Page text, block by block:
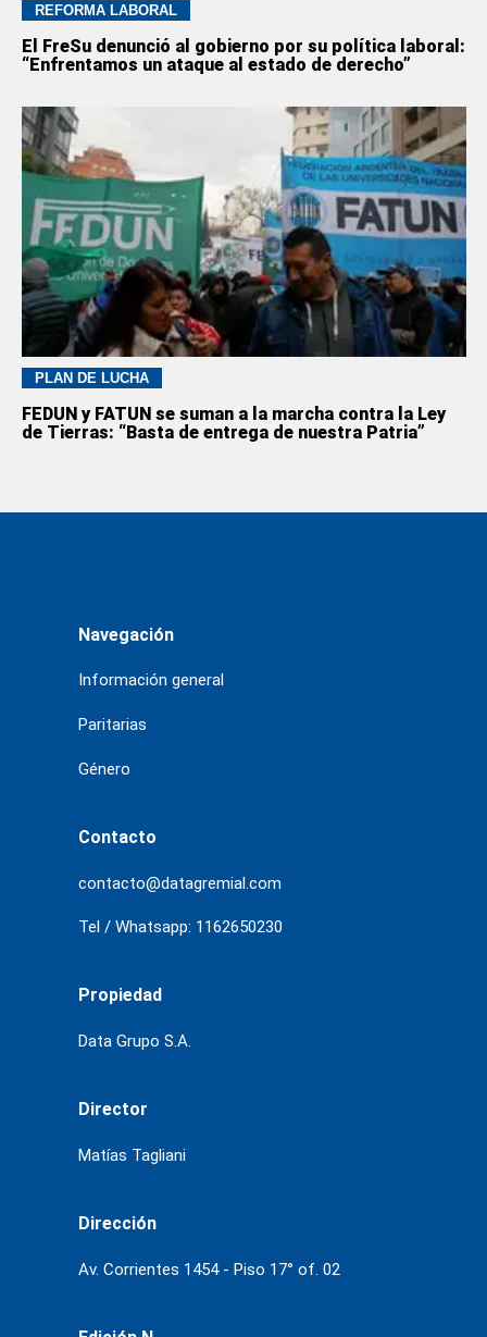
REFORMA LABORAL
El FreSu denunció al gobierno por su política laboral:
“Enfrentamos un ataque al estado de derecho”
PLAN DE LUCHA
FEDUN y FATUN se suman a la marcha contra la Ley
de Tierras: “Basta de entrega de nuestra Patria”
Navegación
Información general
Paritarias
Género
Contacto
contacto@datagremial.com
Tel / Whatsapp: 1162650230
Propiedad
Data Grupo S.A.
Director
Matías Tagliani
Dirección
Av. Corrientes 1454 - Piso 17° of. 02